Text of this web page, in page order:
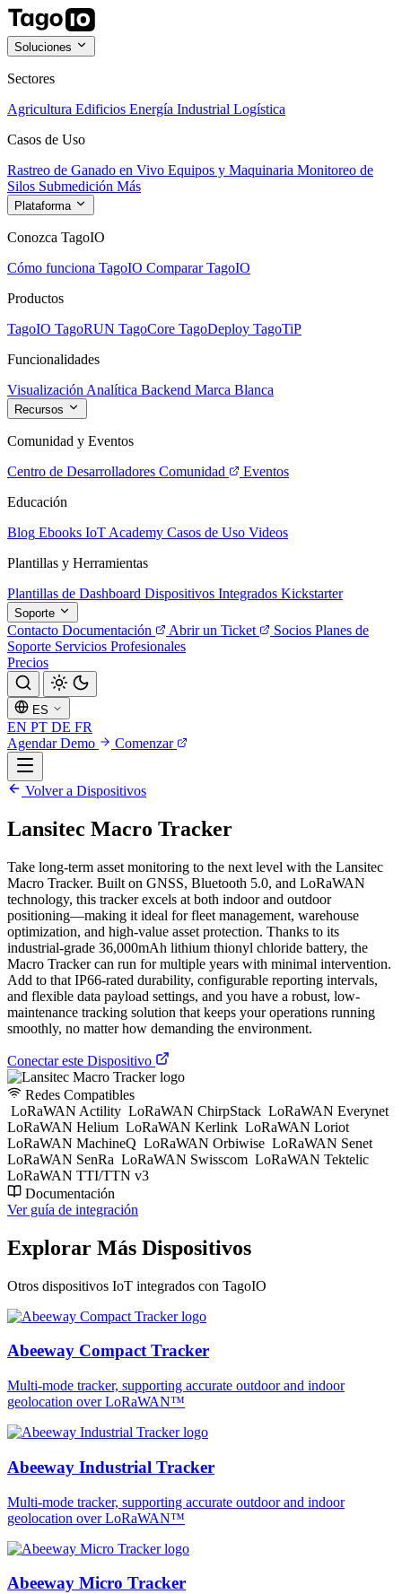
Soluciones
Sectores
Agricultura Edificios Energía Industrial Logística
Casos de Uso
Rastreo de Ganado en Vivo Equipos y Maquinaria Monitoreo de
Silos Submedición Más
Plataforma
Conozca TagoIO
Cómo funciona TagoIO Comparar TagoIO
Productos
TagoIO TagoRUN TagoCore TagoDeploy TagoTiP
Funcionalidades
Visualización Analítica Backend Marca Blanca
Recursos
Comunidad y Eventos
Centro de Desarrolladores Comunidad
Eventos
Educación
Blog Ebooks IoT Academy Casos de Uso Videos
Plantillas y Herramientas
Plantillas de Dashboard Dispositivos Integrados Kickstarter
Soporte
Contacto Documentación Abrir un Ticket Socios Planes de
Soporte Servicios Profesionales
Precios
ES
EN PT DE FR
Agendar Demo
Comenzar
Volver a Dispositivos
Lansitec Macro Tracker
Take long-term asset monitoring to the next level with the Lansitec
Macro Tracker. Built on GNSS, Bluetooth 5.0, and LoRaWAN
technology, this tracker excels at both indoor and outdoor
positioning—making it ideal for fleet management, warehouse
optimization, and high-value asset protection. Thanks to its
industrial-grade 36,000mAh lithium thionyl chloride battery, the
Macro Tracker can run for multiple years with minimal intervention.
Add to that IP66-rated durability, configurable reporting intervals,
and flexible data payload settings, and you have a robust, low-
maintenance tracking solution that keeps your operations running
smoothly, no matter how demanding the environment.
Conectar este Dispositivo
Redes Compatibles
LoRaWAN Actility LoRaWAN ChirpStack LoRaWAN Everynet
LoRaWAN Helium LoRaWAN Kerlink LoRaWAN Loriot
LoRaWAN MachineQ LoRaWAN Orbiwise LoRaWAN Senet
LoRaWAN SenRa LoRaWAN Swisscom LoRaWAN Tektelic
LoRaWAN TTI/TTN v3
Documentación
Ver guía de integración
Explorar Más Dispositivos
Otros dispositivos IoT integrados con TagoIO
Abeeway Compact Tracker
Multi-mode tracker, supporting accurate outdoor and indoor
geolocation over LoRaWAN™
Abeeway Industrial Tracker
Multi-mode tracker, supporting accurate outdoor and indoor
geolocation over LoRaWAN™
Abeeway Micro Tracker